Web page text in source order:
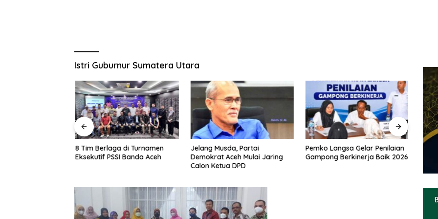
Istri Guburnur Sumatera Utara
8 Tim Berlaga di Turnamen
Eksekutif PSSI Banda Aceh
Jelang Musda, Partai
Demokrat Aceh Mulai Jaring
Calon Ketua DPD
Pemko Langsa Gelar Penilaian
Gampong Berkinerja Baik 2026